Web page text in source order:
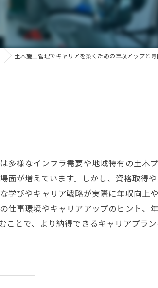
直行直帰
土木施工管理でキャリアを築くための年収アップと
多様なインフラ需要や地域特有の土木
が増えています。しかし、資格取得
学びやキャリア戦略が実際に年収向上
仕事環境やキャリアアップのヒント、
とで、より納得できるキャリアプラン